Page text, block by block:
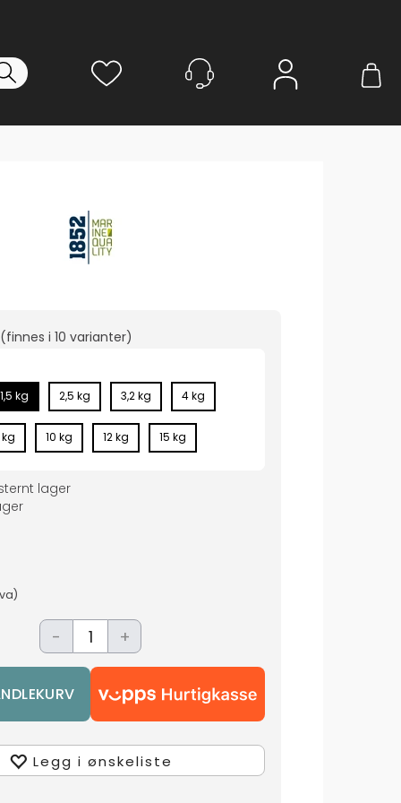
(finnes i 10 varianter)
1,5 kg 2,5 kg 3,2 kg 4 kg
10 kg 12 kg 15 kg
lager
- +
Legg i ønskeliste